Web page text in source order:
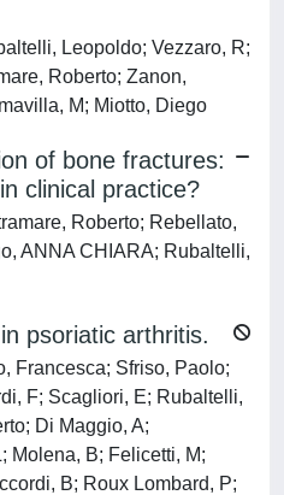
Leopoldo; Vezzaro, R;
Roberto; Zanon,
M; Miotto, Diego
of bone fractures:
clinical practice?
Roberto; Rebellato,
ANNA CHIARA; Rubaltelli,
psoriatic arthritis.
Francesca; Sfriso, Paolo;
F; Scagliori, E; Rubaltelli,
Di Maggio, A;
Molena, B; Felicetti, M;
B; Roux Lombard, P;